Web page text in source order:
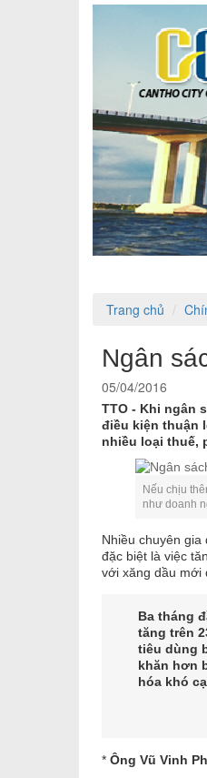
Trang chủ
Ngân
05/04/2016
TTO - Khi ngân
điều kiện thuận
nhiều loại thuế,
Nếu chịu
như doanh
Nhiều chuyên
đặc biệt là việc
với xăng dầu mới
Ba tháng
tăng trên
tiêu dùng
khăn hơn
hóa khó
* Ông Vũ Vinh